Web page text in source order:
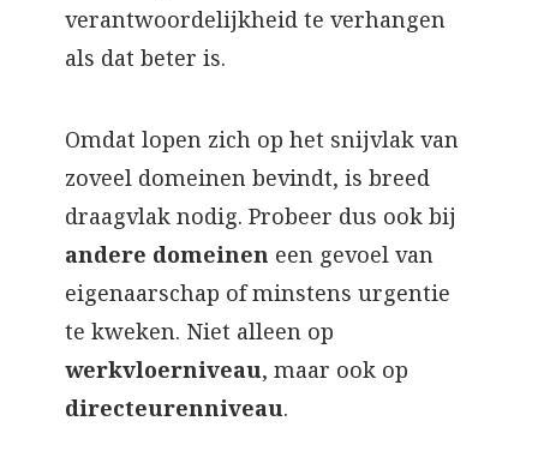
verantwoordelijkheid te verhangen
als dat beter is.
Omdat lopen zich op het snijvlak van
zoveel domeinen bevindt, is breed
draagvlak nodig. Probeer dus ook bij
andere domeinen een gevoel van
eigenaarschap of minstens urgentie
te kweken. Niet alleen op
werkvloerniveau, maar ook op
directeurenniveau.